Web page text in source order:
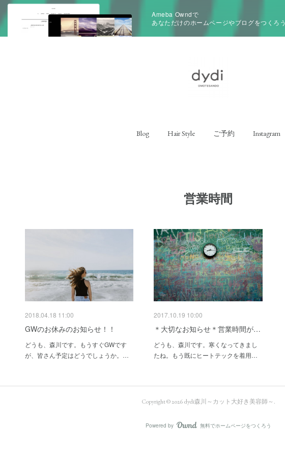
Ameba Owndで
あなただけのホームページやブログをつくろう
Blog Hair Style ご予約 Instagram
営業時間
2018.04.18 11:00
GWのお休みのお知らせ！！
どうも、森川です。もうすぐGWです
が、皆さん予定はどうでしょうか。…
2017.10.19 10:00
＊大切なお知らせ＊営業時間が…
どうも、森川です。寒くなってきまし
たね。もう既にヒートテックを着用…
Copyright ©2026dydi森川～カット大好き美容師～ .
Powered by AmebaOwnd
無料でホームページをつくろう